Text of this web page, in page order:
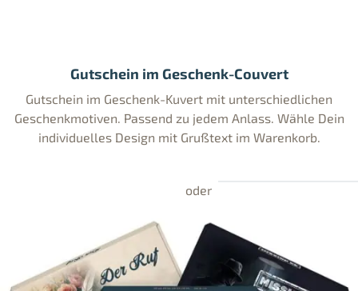
Gutschein im Geschenk-Couvert
Gutschein im Geschenk-Kuvert mit unterschiedlichen
Geschenkmotiven. Passend zu jedem Anlass. Wähle Dein
individuelles Design mit Grußtext im Warenkorb.